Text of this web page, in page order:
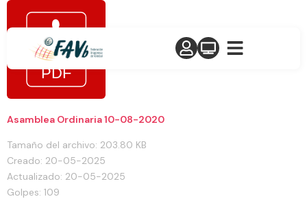
Asamblea Ordinaria 10-08-2020
Tamaño del archivo: 203.80 KB
Creado: 20-05-2025
Actualizado: 20-05-2025
Golpes: 109